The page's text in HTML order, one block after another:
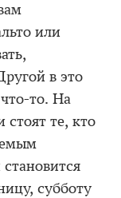
или
в это
то. На
те, кто
субботу